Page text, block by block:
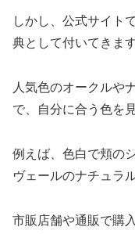
しかし、公式サイト
典として付いてきます
人気色のオークルや
で、自分に合う色を
例えば、色白で頬の
ヴェールのナチュラ
市販店舗や通販で購